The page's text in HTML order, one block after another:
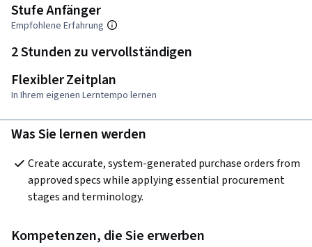
Stufe Anfänger
Empfohlene Erfahrung
2 Stunden zu vervollständigen
Flexibler Zeitplan
In Ihrem eigenen Lerntempo lernen
Was Sie lernen werden
Create accurate, system-generated purchase orders from
approved specs while applying essential procurement
stages and terminology.
Kompetenzen, die Sie erwerben